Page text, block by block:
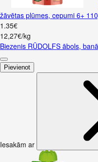
žāvētas plūmes, cepumi 6+
1 .35€
12,27€/kg
Biezenis RŪDOLFS ābols,
Pievienot
Iesakām ar